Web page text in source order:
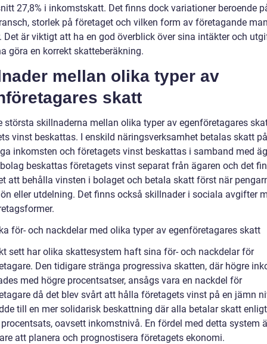
27,8% i inkomstskatt. Det finns dock variationer beroende
storlek på företaget och vilken form av företagande
Det är viktigt att ha en god överblick över sina intäkter och
göra en korrekt skatteberäkning.
mellan olika typer av
skatt
största skillnaderna mellan olika typer av egenföretagares
vinst beskattas. I enskild näringsverksamhet betalas skatt
inkomsten och företagets vinst beskattas i samband med
beskattas företagets vinst separat från ägaren och det
att behålla vinsten i bolaget och betala skatt först när
eller utdelning. Det finns också skillnader i sociala avgifter
för- och nackdelar med olika typer av egenföretagares skatt
sett har olika skattesystem haft sina för- och nackdelar för
Den tidigare stränga progressiva skatten, där högre
med högre procentsatser, ansågs vara en nackdel för
då det blev svårt att hålla företagets vinst på en jämn
till en mer solidarisk beskattning där alla betalar skatt enligt
oavsett inkomstnivå. En fördel med detta system
att planera och prognostisera företagets ekonomi.